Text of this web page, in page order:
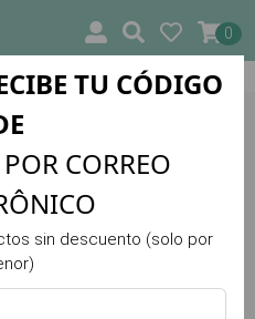
0
TU PRIMER PEDIDO
175.H
TU CÓDIGO
CORREO
sin descuento (solo por